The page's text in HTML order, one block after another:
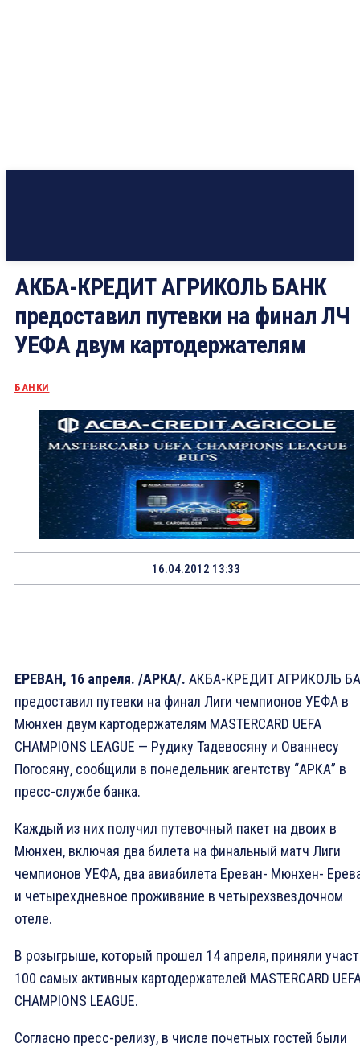
АКБА-КРЕДИТ АГРИКОЛЬ БАНК
предоставил путевки на финал ЛЧ
УЕФА двум картодержателям
БАНКИ
16.04.2012 13:33
ЕРЕВАН, 16 апреля. /АРКА/. АКБА-КРЕДИТ АГРИКОЛЬ
предоставил путевки на финал Лиги чемпионов УЕФА в
Мюнхен двум картодержателям MASTERCARD UEFA
CHAMPIONS LEAGUE — Рудику Тадевосяну и Ованнесу
Погосяну, сообщили в понедельник агентству “АРКА” в
пресс-службе банка.
Каждый из них получил путевочный пакет на двоих в
Мюнхен, включая два билета на финальный матч Лиги
чемпионов УЕФА, два авиабилета Ереван- Мюнхен-
и четырехдневное проживание в четырехзвездочном
отеле.
В розыгрыше, который прошел 14 апреля, приняли
100 самых активных картодержателей MASTERCARD
CHAMPIONS LEAGUE.
Согласно пресс-релизу, в числе почетных гостей были